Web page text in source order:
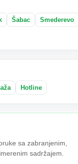
Šabac
Smederevo
Hotline
sa zabranjenim,
sadržajem.